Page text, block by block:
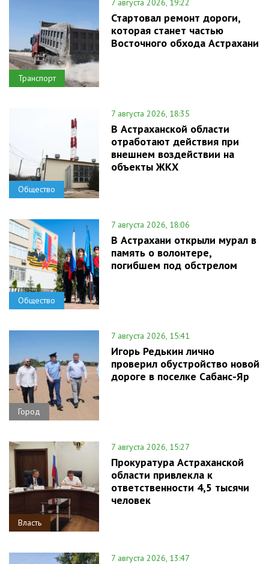
Транспорт
7 августа 2026, 19:22
Стартовал ремонт дороги,
которая станет частью
Восточного обхода Астрахани
Общество
7 августа 2026, 18:35
В Астраханской области
отработают действия при
внешнем воздействии на
объекты ЖКХ
Общество
7 августа 2026, 18:06
В Астрахани открыли мурал в
память о волонтере,
погибшем под обстрелом
Город
7 августа 2026, 15:41
Игорь Редькин лично
проверил обустройство новой
дороге в поселке Сабанс-Яр
Власть
7 августа 2026, 15:27
Прокуратура Астраханской
области привлекла к
ответственности 4,5 тысячи
человек
7 августа 2026, 13:47